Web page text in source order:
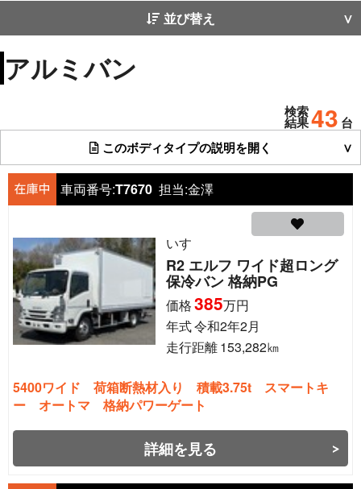
並び替え
アルミバン
検索
結果43 台
このボディタイプの説明を開く
車両番号:T7670 担当:金澤
いすゞ
R2 エルフ ワイド超ロング
保冷バン 格納PG
価格385万円
年式令和2年2月
走行距離153,282㎞
5400ワイド 荷箱断熱材入り 積載3.75t スマートキ
ー オートマ 格納パワーゲート
詳細を見る